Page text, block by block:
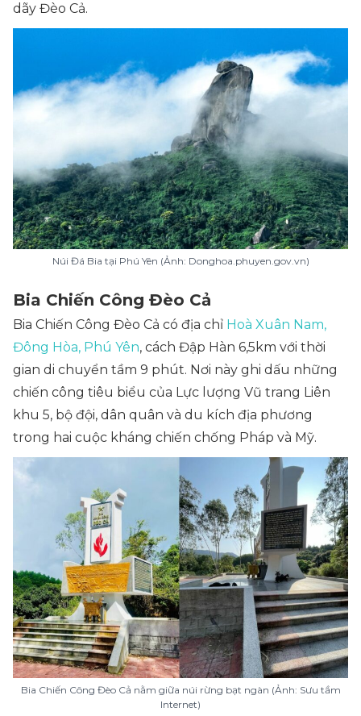
dãy Đèo Cả.
Núi Đá Bia tại Phú Yên (Ảnh: Donghoa.phuyen.gov.vn)
Bia Chiến Công Đèo Cả
Bia Chiến Công Đèo Cả có địa chỉ Hoà Xuân Nam,
Đông Hòa, Phú Yên, cách Đập Hàn 6,5km với thời
gian di chuyển tầm 9 phút. Nơi này ghi dấu những
chiến công tiêu biểu của Lực lượng Vũ trang Liên
khu 5, bộ đội, dân quân và du kích địa phương
trong hai cuộc kháng chiến chống Pháp và Mỹ.
Bia Chiến Công Đèo Cả nằm giữa núi rừng bạt ngàn (Ảnh: Sưu tầm
Internet)